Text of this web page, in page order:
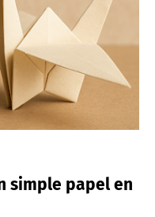
simple papel en